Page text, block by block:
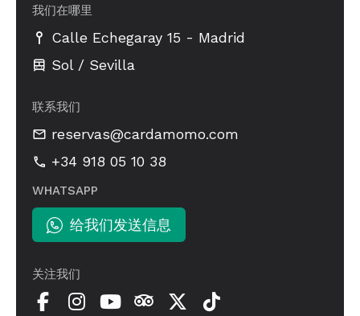
我们在哪里
Calle Echegaray 15 - Madrid
Sol / Sevilla
联系我们
reservas@cardamomo.com
+34 918 05 10 38
WHATSAPP
给我们发送信息
关注我们